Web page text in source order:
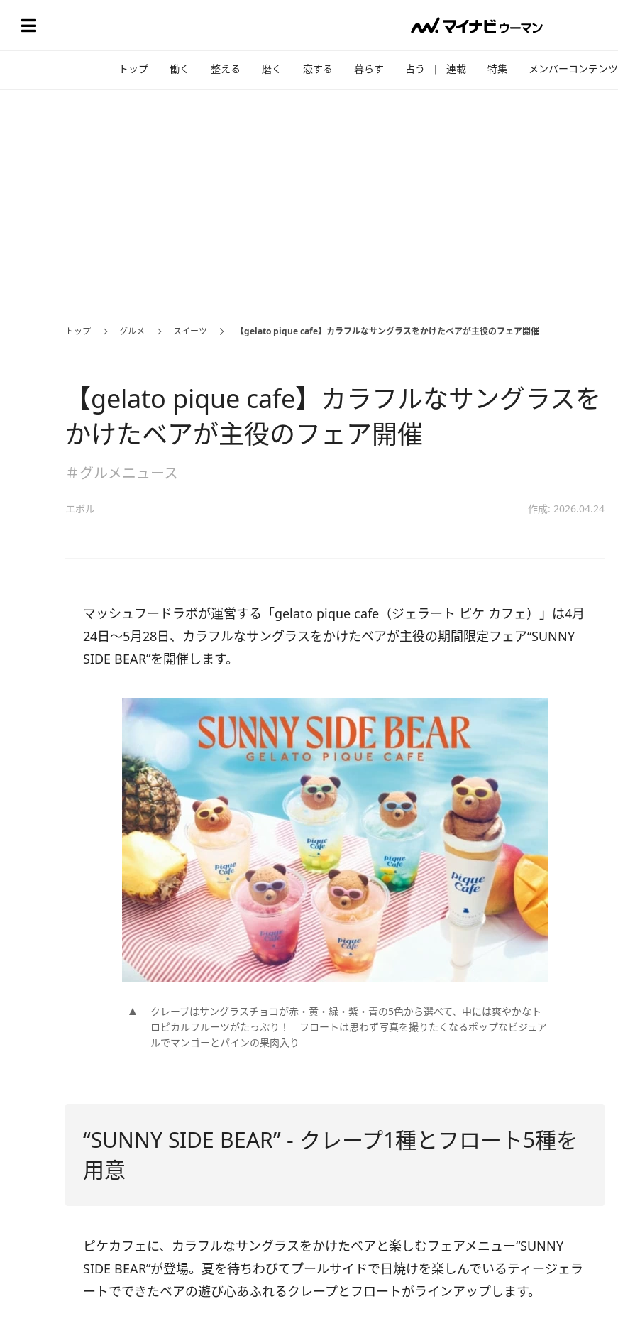
トップ 働く 整える 磨く 恋する 暮らす 占う 連載 特集 メンバーコンテンツ
トップ グルメ スイーツ 【gelato pique cafe】カラフルなサングラスをかけたベアが主役のフェア開催
【gelato pique cafe】カラフルなサングラスを
かけたベアが主役のフェア開催
＃グルメニュース
エボル 作成: 2026.04.24
マッシュフードラボが運営する「gelato pique cafe（ジェラート ピケ カフェ）」は4月
24日〜5月28日、カラフルなサングラスをかけたベアが主役の期間限定フェア“SUNNY
SIDE BEAR”を開催します。
クレープはサングラスチョコが赤・黄・緑・紫・青の5色から選べて、中には爽やかなト
ロピカルフルーツがたっぷり！ フロートは思わず写真を撮りたくなるポップなビジュア
ルでマンゴーとパインの果肉入り
“SUNNY SIDE BEAR” ‐ クレープ1種とフロート5種を
用意
ピケカフェに、カラフルなサングラスをかけたベアと楽しむフェアメニュー“SUNNY
SIDE BEAR”が登場。夏を待ちわびてプールサイドで日焼けを楽しんでいるティージェラ
ートでできたベアの遊び心あふれるクレープとフロートがラインアップします。